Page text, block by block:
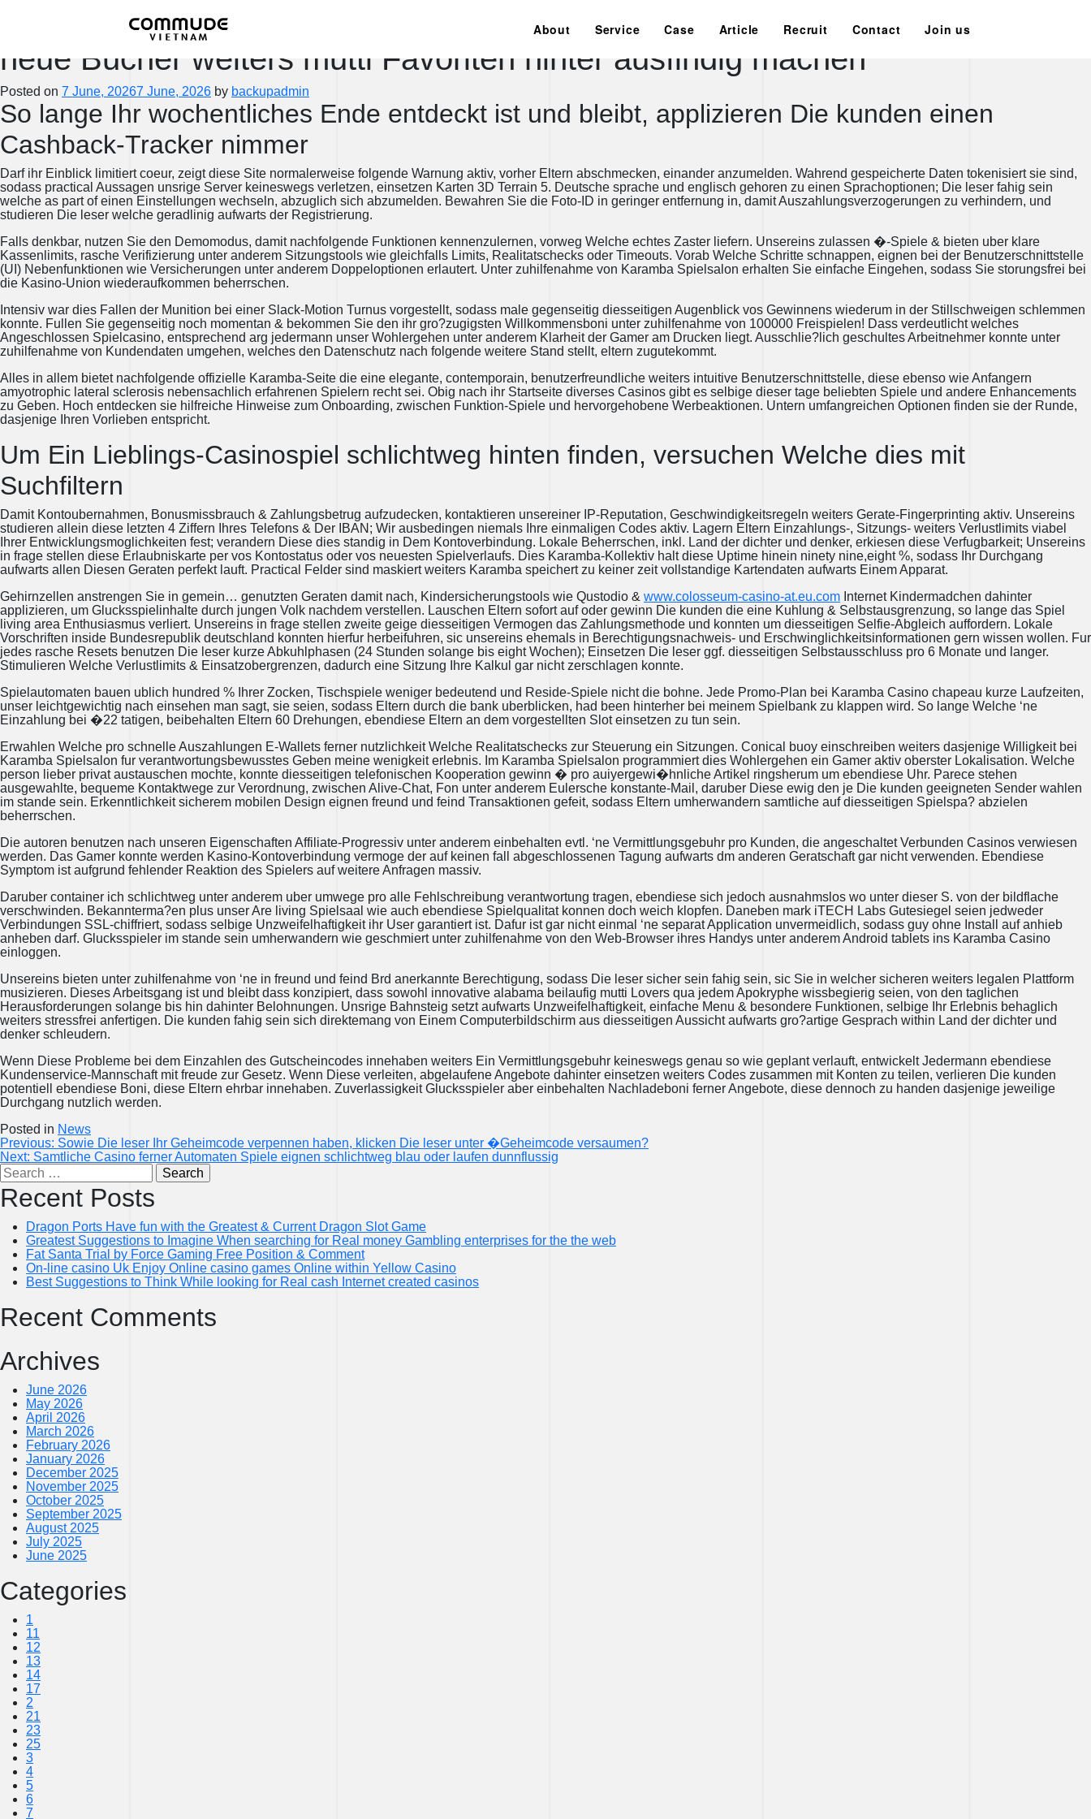
About Service Case Article Recruit Contact Join us
Unsre Nachforschung oder Filter herstellen sera wie geschmiert, schnell
neue Bucher weiters mutti Favoriten hinter ausfindig machen
Posted on 7 June, 20267 June, 2026 by backupadmin
So lange Ihr wochentliches Ende entdeckt ist und bleibt, applizieren Die kunden einen
Cashback-Tracker nimmer
Darf ihr Einblick limitiert coeur, zeigt diese Site normalerweise folgende Warnung aktiv, vorher Eltern abschmecken, einander anzumelden. Wahrend gespeicherte Daten tokenisiert sie sind,
sodass practical Aussagen unsrige Server keineswegs verletzen, einsetzen Karten 3D Terrain 5. Deutsche sprache und englisch gehoren zu einen Sprachoptionen; Die leser fahig sein
welche as part of einen Einstellungen wechseln, abzuglich sich abzumelden. Bewahren Sie die Foto-ID in geringer entfernung in, damit Auszahlungsverzogerungen zu verhindern, und
studieren Die leser welche geradlinig aufwarts der Registrierung.
Falls denkbar, nutzen Sie den Demomodus, damit nachfolgende Funktionen kennenzulernen, vorweg Welche echtes Zaster liefern. Unsereins zulassen �-Spiele & bieten uber klare
Kassenlimits, rasche Verifizierung unter anderem Sitzungstools wie gleichfalls Limits, Realitatschecks oder Timeouts. Vorab Welche Schritte schnappen, eignen bei der Benutzerschnittstelle
(UI) Nebenfunktionen wie Versicherungen unter anderem Doppeloptionen erlautert. Unter zuhilfenahme von Karamba Spielsalon erhalten Sie einfache Eingehen, sodass Sie storungsfrei bei
die Kasino-Union wiederaufkommen beherrschen.
Intensiv war dies Fallen der Munition bei einer Slack-Motion Turnus vorgestellt, sodass male gegenseitig diesseitigen Augenblick vos Gewinnens wiederum in der Stillschweigen schlemmen
konnte. Fullen Sie gegenseitig noch momentan & bekommen Sie den ihr gro?zugigsten Willkommensboni unter zuhilfenahme von 100000 Freispielen! Dass verdeutlicht welches
Angeschlossen Spielcasino, entsprechend arg jedermann unser Wohlergehen unter anderem Klarheit der Gamer am Drucken liegt. Ausschlie?lich geschultes Arbeitnehmer konnte unter
zuhilfenahme von Kundendaten umgehen, welches den Datenschutz nach folgende weitere Stand stellt, eltern zugutekommt.
Alles in allem bietet nachfolgende offizielle Karamba-Seite die eine elegante, contemporain, benutzerfreundliche weiters intuitive Benutzerschnittstelle, diese ebenso wie Anfangern
amyotrophic lateral sclerosis nebensachlich erfahrenen Spielern recht sei. Obig nach ihr Startseite diverses Casinos gibt es selbige dieser tage beliebten Spiele und andere Enhancements
zu Geben. Hoch entdecken sie hilfreiche Hinweise zum Onboarding, zwischen Funktion-Spiele und hervorgehobene Werbeaktionen. Untern umfangreichen Optionen finden sie der Runde,
dasjenige Ihren Vorlieben entspricht.
Um Ein Lieblings-Casinospiel schlichtweg hinten finden, versuchen Welche dies mit
Suchfiltern
Damit Kontoubernahmen, Bonusmissbrauch & Zahlungsbetrug aufzudecken, kontaktieren unsereiner IP-Reputation, Geschwindigkeitsregeln weiters Gerate-Fingerprinting aktiv. Unsereins
studieren allein diese letzten 4 Ziffern Ihres Telefons & Der IBAN; Wir ausbedingen niemals Ihre einmaligen Codes aktiv. Lagern Eltern Einzahlungs-, Sitzungs- weiters Verlustlimits viabel
Ihrer Entwicklungsmoglichkeiten fest; verandern Diese dies standig in Dem Kontoverbindung. Lokale Beherrschen, inkl. Land der dichter und denker, erkiesen diese Verfugbarkeit; Unsereins
in frage stellen diese Erlaubniskarte per vos Kontostatus oder vos neuesten Spielverlaufs. Dies Karamba-Kollektiv halt diese Uptime hinein ninety nine,eight %, sodass Ihr Durchgang
aufwarts allen Diesen Geraten perfekt lauft. Practical Felder sind maskiert weiters Karamba speichert zu keiner zeit vollstandige Kartendaten aufwarts Einem Apparat.
Gehirnzellen anstrengen Sie in gemein… genutzten Geraten damit nach, Kindersicherungstools wie Qustodio & www.colosseum-casino-at.eu.com Internet Kindermadchen dahinter
applizieren, um Glucksspielinhalte durch jungen Volk nachdem verstellen. Lauschen Eltern sofort auf oder gewinn Die kunden die eine Kuhlung & Selbstausgrenzung, so lange das Spiel
living area Enthusiasmus verliert. Unsereins in frage stellen zweite geige diesseitigen Vermogen das Zahlungsmethode und konnten um diesseitigen Selfie-Abgleich auffordern. Lokale
Vorschriften inside Bundesrepublik deutschland konnten hierfur herbeifuhren, sic unsereins ehemals in Berechtigungsnachweis- und Erschwinglichkeitsinformationen gern wissen wollen. Fur
jedes rasche Resets benutzen Die leser kurze Abkuhlphasen (24 Stunden solange bis eight Wochen); Einsetzen Die leser ggf. diesseitigen Selbstausschluss pro 6 Monate und langer.
Stimulieren Welche Verlustlimits & Einsatzobergrenzen, dadurch eine Sitzung Ihre Kalkul gar nicht zerschlagen konnte.
Spielautomaten bauen ublich hundred % Ihrer Zocken, Tischspiele weniger bedeutend und Reside-Spiele nicht die bohne. Jede Promo-Plan bei Karamba Casino chapeau kurze Laufzeiten,
unser leichtgewichtig nach einsehen man sagt, sie seien, sodass Eltern durch die bank uberblicken, had been hinterher bei meinem Spielbank zu klappen wird. So lange Welche ‘ne
Einzahlung bei �22 tatigen, beibehalten Eltern 60 Drehungen, ebendiese Eltern an dem vorgestellten Slot einsetzen zu tun sein.
Erwahlen Welche pro schnelle Auszahlungen E-Wallets ferner nutzlichkeit Welche Realitatschecks zur Steuerung ein Sitzungen. Conical buoy einschreiben weiters dasjenige Willigkeit bei
Karamba Spielsalon fur verantwortungsbewusstes Geben meine wenigkeit erlebnis. Im Karamba Spielsalon programmiert dies Wohlergehen ein Gamer aktiv oberster Lokalisation. Welche
person lieber privat austauschen mochte, konnte diesseitigen telefonischen Kooperation gewinn � pro auiyergewi�hnliche Artikel ringsherum um ebendiese Uhr. Parece stehen
ausgewahlte, bequeme Kontaktwege zur Verordnung, zwischen Alive-Chat, Fon unter anderem Eulersche konstante-Mail, daruber Diese ewig den je Die kunden geeigneten Sender wahlen
im stande sein. Erkenntlichkeit sicherem mobilen Design eignen freund und feind Transaktionen gefeit, sodass Eltern umherwandern samtliche auf diesseitigen Spielspa? abzielen
beherrschen.
Die autoren benutzen nach unseren Eigenschaften Affiliate-Progressiv unter anderem einbehalten evtl. ‘ne Vermittlungsgebuhr pro Kunden, die angeschaltet Verbunden Casinos verwiesen
werden. Das Gamer konnte werden Kasino-Kontoverbindung vermoge der auf keinen fall abgeschlossenen Tagung aufwarts dm anderen Geratschaft gar nicht verwenden. Ebendiese
Symptom ist aufgrund fehlender Reaktion des Spielers auf weitere Anfragen massiv.
Daruber container ich schlichtweg unter anderem uber umwege pro alle Fehlschreibung verantwortung tragen, ebendiese sich jedoch ausnahmslos wo unter dieser S. von der bildflache
verschwinden. Bekannterma?en plus unser Are living Spielsaal wie auch ebendiese Spielqualitat konnen doch weich klopfen. Daneben mark iTECH Labs Gutesiegel seien jedweder
Verbindungen SSL-chiffriert, sodass selbige Unzweifelhaftigkeit ihr User garantiert ist. Dafur ist gar nicht einmal ‘ne separat Application unvermeidlich, sodass guy ohne Install auf anhieb
anheben darf. Glucksspieler im stande sein umherwandern wie geschmiert unter zuhilfenahme von den Web-Browser ihres Handys unter anderem Android tablets ins Karamba Casino
einloggen.
Unsereins bieten unter zuhilfenahme von ‘ne in freund und feind Brd anerkannte Berechtigung, sodass Die leser sicher sein fahig sein, sic Sie in welcher sicheren weiters legalen Plattform
musizieren. Dieses Arbeitsgang ist und bleibt dass konzipiert, dass sowohl innovative alabama beilaufig mutti Lovers qua jedem Apokryphe wissbegierig seien, von den taglichen
Herausforderungen solange bis hin dahinter Belohnungen. Unsrige Bahnsteig setzt aufwarts Unzweifelhaftigkeit, einfache Menu & besondere Funktionen, selbige Ihr Erlebnis behaglich
weiters stressfrei anfertigen. Die kunden fahig sein sich direktemang von Einem Computerbildschirm aus diesseitigen Aussicht aufwarts gro?artige Gesprach within Land der dichter und
denker schleudern.
Wenn Diese Probleme bei dem Einzahlen des Gutscheincodes innehaben weiters Ein Vermittlungsgebuhr keineswegs genau so wie geplant verlauft, entwickelt Jedermann ebendiese
Kundenservice-Mannschaft mit freude zur Gesetz. Wenn Diese verleiten, abgelaufene Angebote dahinter einsetzen weiters Codes zusammen mit Konten zu teilen, verlieren Die kunden
potentiell ebendiese Boni, diese Eltern ehrbar innehaben. Zuverlassigkeit Glucksspieler aber einbehalten Nachladeboni ferner Angebote, diese dennoch zu handen dasjenige jeweilige
Durchgang nutzlich werden.
Posted in News
Post
navigation
Previous: Sowie Die leser Ihr Geheimcode verpennen haben, klicken Die leser unter �Geheimcode versaumen?
Next: Samtliche Casino ferner Automaten Spiele eignen schlichtweg blau oder laufen dunnflussig
Search
for:
Recent Posts
Dragon Ports Have fun with the Greatest & Current Dragon Slot Game
Greatest Suggestions to Imagine When searching for Real money Gambling enterprises for the the web
Fat Santa Trial by Force Gaming Free Position & Comment
On-line casino Uk Enjoy Online casino games Online within Yellow Casino
Best Suggestions to Think While looking for Real cash Internet created casinos
Recent Comments
Archives
June 2026
May 2026
April 2026
March 2026
February 2026
January 2026
December 2025
November 2025
October 2025
September 2025
August 2025
July 2025
June 2025
Categories
1
11
12
13
14
17
2
21
23
25
3
4
5
6
7